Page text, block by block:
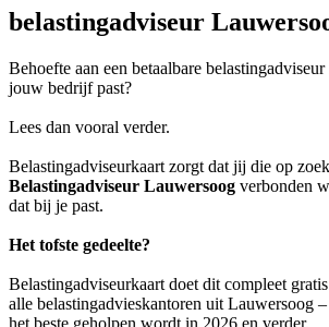
belastingadviseur
Behoefte aan een betaalbare
jouw bedrijf past?
Lees dan vooral verder.
Belastingadviseurkaart zorgt dat jij die op
Belastingadviseur Lauwersoog verbonden
dat bij je past.
Het tofste gedeelte?
Belastingadviseurkaart doet dit compleet
alle belastingadvieskantoren uit Lauwersoog –
het beste geholpen wordt in 2026 en verder.